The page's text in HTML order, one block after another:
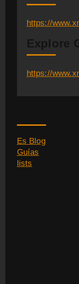
https://
Explore
https://
Es Blog
Guías
lists